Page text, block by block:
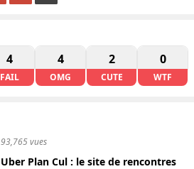
4
FAIL
4
OMG
2
CUTE
0
WTF
93,765 vues
Uber Plan Cul : le site de rencontres